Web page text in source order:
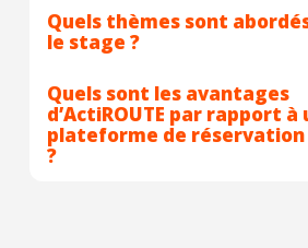
Quels thèmes sont
le stage ?
Quels sont les avantages
d’ActiROUTE par rapport à
plateforme de réservation
?